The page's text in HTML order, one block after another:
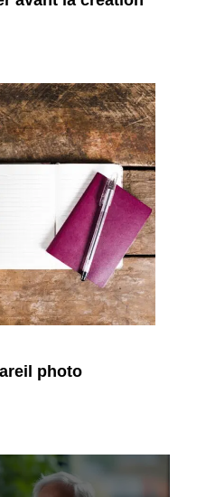
photo